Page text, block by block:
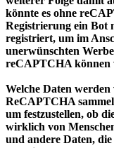
könnte es ohne
Registrierung ein Bot
registriert, um im
unerwünschten
reCAPTCHA können
Welche Daten
ReCAPTCHA
um festzustellen, ob
wirklich von
und andere Daten,